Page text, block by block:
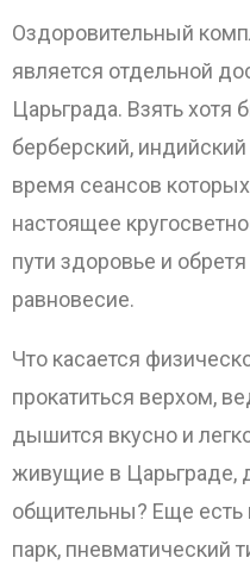
Оздоровительный
является отдельной
Царьграда. Взять хотя
берберский,
время сеансов
настоящее
пути здоровье и
равновесие.
Что касается
прокатиться верхом,
дышится вкусно и
живущие в Царьграде,
общительны? Еще есть
парк, пневматический